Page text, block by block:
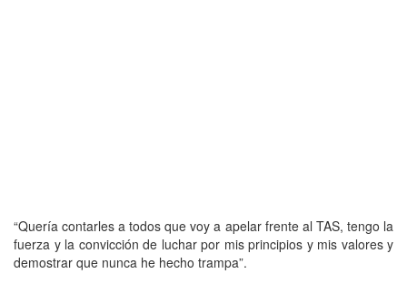
“Quería contarles a todos que voy a apelar frente al TAS, tengo la
fuerza y la convicción de luchar por mis principios y mis valores y
demostrar que nunca he hecho trampa”.